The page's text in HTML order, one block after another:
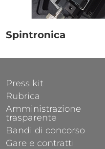
Link
Spintronica
FOOTER 1
Press kit
Rubrica
Amministrazione
trasparente
Bandi di concorso
Gare e contratti